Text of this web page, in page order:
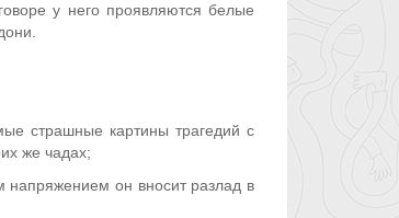
у него проявляются белые
страшные картины трагедий с
же чадах;
он вносит разлад в